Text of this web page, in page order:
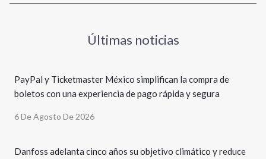
Últimas noticias
PayPal y Ticketmaster México simplifican la compra de
boletos con una experiencia de pago rápida y segura
6 De Agosto De 2026
Danfoss adelanta cinco años su objetivo climático y reduce